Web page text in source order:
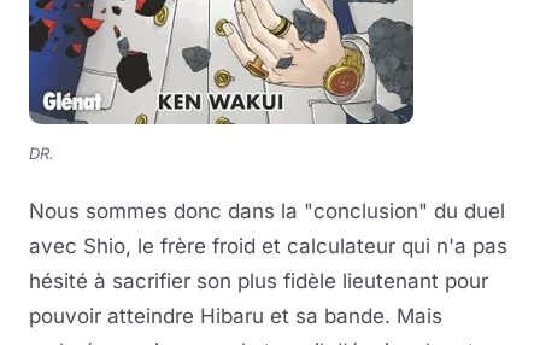
DR.
Nous sommes donc dans la "conclusion" du duel
avec Shio, le frère froid et calculateur qui n'a pas
hésité à sacrifier son plus fidèle lieutenant pour
pouvoir atteindre Hibaru et sa bande. Mais